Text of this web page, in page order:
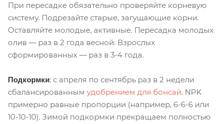
При пересадке обязательно проверяйте корневую
систему. Подрезайте старые, загущающие корни.
Оставляйте молодые, активные. Пересадка молодых
олив — раз в 2 года весной. Взрослых
сформированных — раз в 3-4 года.
Подкормки: с апреля по сентябрь раз в 2 недели
сбалансированным удобрением для бонсай. NPK
примерно равные пропорции (например, 6-6-6 или
10-10-10). Зимой подкормки прекращаем полностью